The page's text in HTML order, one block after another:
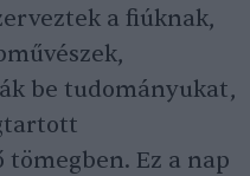
a fiúknak,
be tudományukat,
Ez a nap